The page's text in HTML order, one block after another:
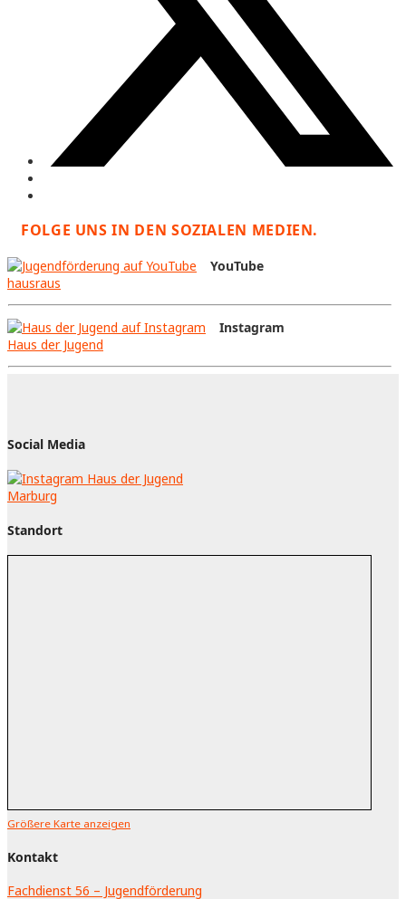
FOLGE UNS IN DEN SOZIALEN MEDIEN.
YouTube
hausraus
Instagram
Haus der Jugend
Social Media
Standort
Größere Karte anzeigen
Kontakt
Fachdienst 56 – Jugendförderung